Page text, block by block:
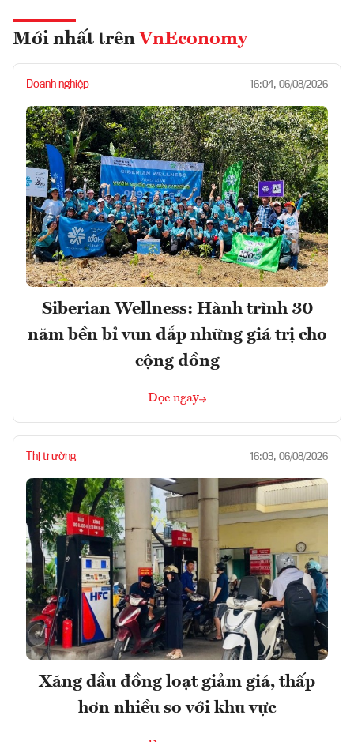
Mới nhất trên VnEconomy
Doanh nghiệp 16:04, 06/08/2026
Siberian Wellness: Hành trình 30
năm bền bỉ vun đắp những giá trị cho
cộng đồng
Đọc ngay
Thị trường 16:03, 06/08/2026
Xăng dầu đồng loạt giảm giá, thấp
hơn nhiều so với khu vực